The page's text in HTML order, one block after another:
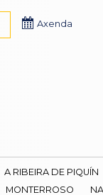
Axenda
A RIBEIRA DE PIQUÍN
MONTERROSO